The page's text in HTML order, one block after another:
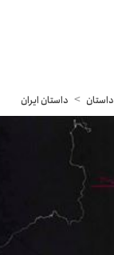
داستان داستان ایران